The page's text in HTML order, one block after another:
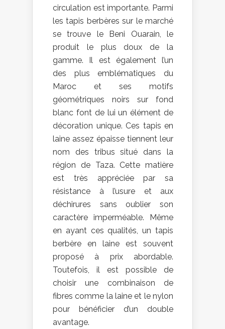
circulation est importante. Parmi
les tapis berbères sur le marché
se trouve le Beni Ouarain, le
produit le plus doux de la
gamme. Il est également l’un
des plus emblématiques du
Maroc et ses motifs
géométriques noirs sur fond
blanc font de lui un élément de
décoration unique. Ces tapis en
laine assez épaisse tiennent leur
nom des tribus situé dans la
région de Taza. Cette matière
est très appréciée par sa
résistance à l’usure et aux
déchirures sans oublier son
caractère imperméable. Même
en ayant ces qualités, un tapis
berbère en laine est souvent
proposé à prix abordable.
Toutefois, il est possible de
choisir une combinaison de
fibres comme la laine et le nylon
pour bénéficier d’un double
avantage.